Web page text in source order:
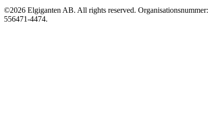
©2026 Elgiganten AB. All rights reserved. Organisationsnummer:
556471-4474.